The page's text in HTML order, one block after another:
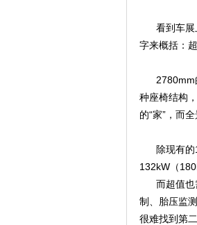
看到车展
字来概括：超
2780mm
种座椅结构
的“家”，而
除现有的
132kW（
而超值也
制、胎压监
很难找到第二